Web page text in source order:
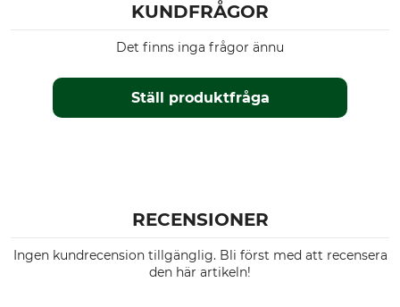
KUNDFRÅGOR
Ställ produktfråga
Det finns inga frågor ännu
RECENSIONER
Ingen kundrecension tillgänglig. Bli först med att recensera
den här artikeln!